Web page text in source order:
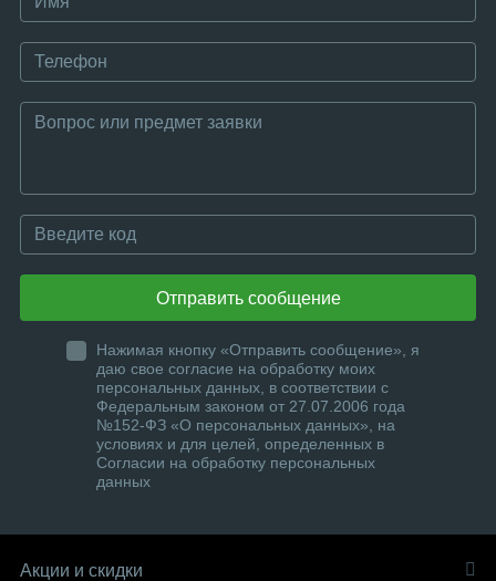
Отправить сообщение
Нажимая кнопку «Отправить сообщение», я
даю свое согласие на обработку моих
персональных данных, в соответствии с
Федеральным законом от 27.07.2006 года
№152-ФЗ «О персональных данных», на
условиях и для целей, определенных в
Согласии на обработку персональных
данных
Акции и скидки